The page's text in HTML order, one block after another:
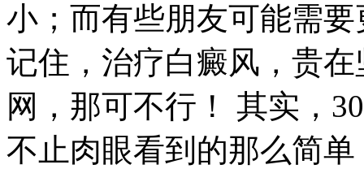
小；而有些朋友可能需
记住，治疗白癜风，贵
网，那可不行！ 其实，
不止肉眼看到的那么简